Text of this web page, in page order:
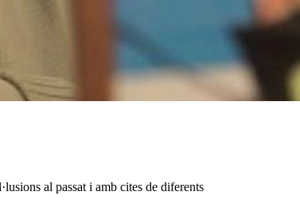
al passat i amb cites de diferents
He
la